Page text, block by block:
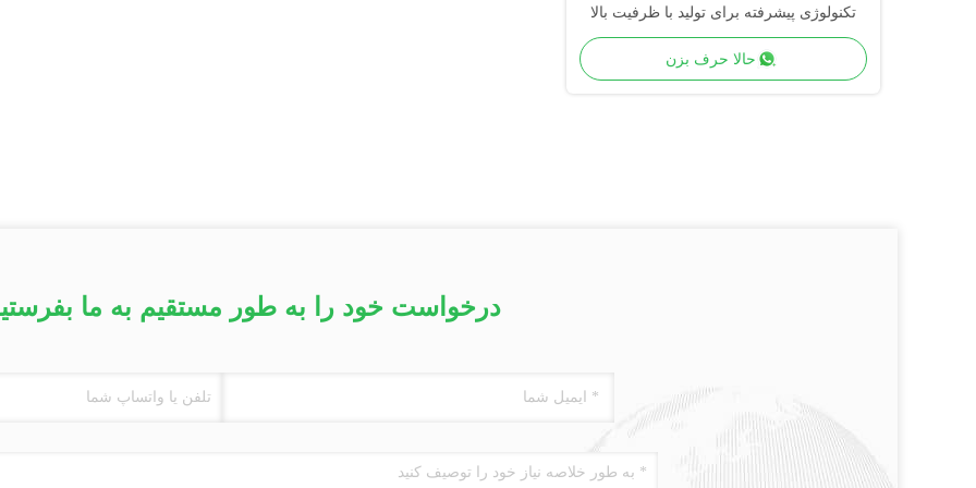
تکنولوژی پیشرفته برای تولید با ظرفیت بالا
حالا حرف بزن
درخواست خود را به طور مستقیم به ما